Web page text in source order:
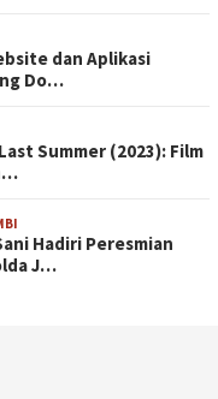
dan Aplikasi
Do…
Summer (2023): Film
Hadiri Peresmian
J…